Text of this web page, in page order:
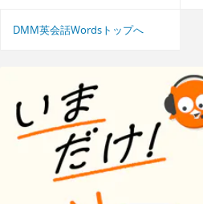
DMM英会話Wordsトップへ